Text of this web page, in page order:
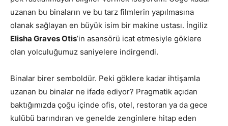
uzanan bu binaların ve bu tarz filmlerin yapılmasına
olanak sağlayan en büyük isim bir makine ustası. İngiliz
Elisha Graves Otis’in asansörü icat etmesiyle göklere
olan yolculuğumuz saniyelere indirgendi.
Binalar birer semboldür. Peki göklere kadar ihtişamla
uzanan bu binalar ne ifade ediyor? Pragmatik açıdan
baktığımızda çoğu içinde ofis, otel, restoran ya da gece
kulübü barındıran ve genelde zenginlere hitap eden